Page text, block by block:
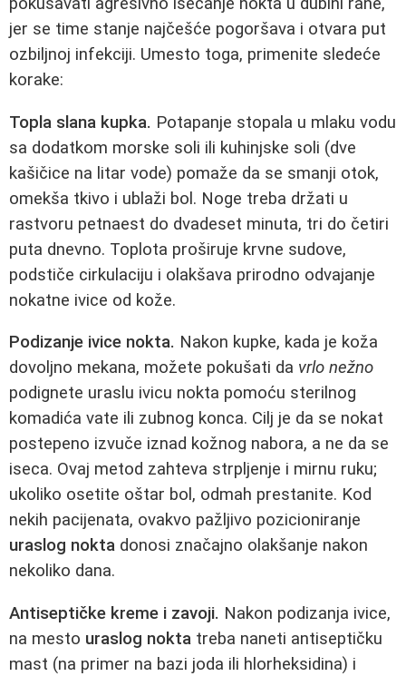
jer se time stanje najčešće pogoršava i otvara put
ozbiljnoj infekciji. Umesto toga, primenite sledeće
korake:
Topla slana kupka. Potapanje stopala u mlaku vodu
sa dodatkom morske soli ili kuhinjske soli (dve
kašičice na litar vode) pomaže da se smanji otok,
omekša tkivo i ublaži bol. Noge treba držati u
rastvoru petnaest do dvadeset minuta, tri do četiri
puta dnevno. Toplota proširuje krvne sudove,
podstiče cirkulaciju i olakšava prirodno odvajanje
nokatne ivice od kože.
Podizanje ivice nokta. Nakon kupke, kada je koža
dovoljno mekana, možete pokušati da vrlo nežno
podignete uraslu ivicu nokta pomoću sterilnog
komadića vate ili zubnog konca. Cilj je da se nokat
postepeno izvuče iznad kožnog nabora, a ne da se
iseca. Ovaj metod zahteva strpljenje i mirnu ruku;
ukoliko osetite oštar bol, odmah prestanite. Kod
nekih pacijenata, ovakvo pažljivo pozicioniranje
uraslog nokta donosi značajno olakšanje nakon
nekoliko dana.
Antiseptičke kreme i zavoji. Nakon podizanja ivice,
na mesto uraslog nokta treba naneti antiseptičku
mast (na primer na bazi joda ili hlorheksidina) i